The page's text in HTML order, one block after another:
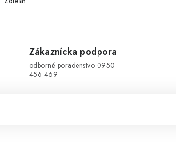
Zákaznícka podpora
odborné poradenstvo 0950
456 469